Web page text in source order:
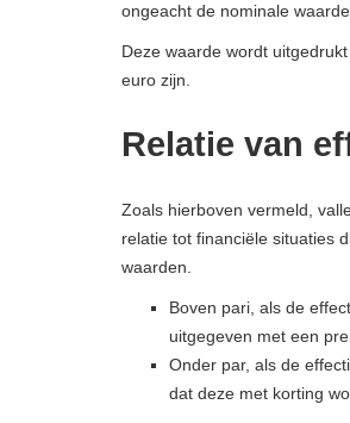
ongeacht de nominale
Deze waarde wordt
euro zijn.
Relatie van
Zoals hierboven vermeld,
relatie tot financiële situaties
waarden.
Boven pari, als de
uitgegeven met een
Onder par, als de
dat deze met korting